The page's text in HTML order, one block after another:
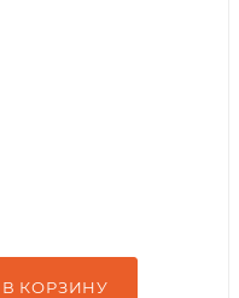
В КОРЗИНУ